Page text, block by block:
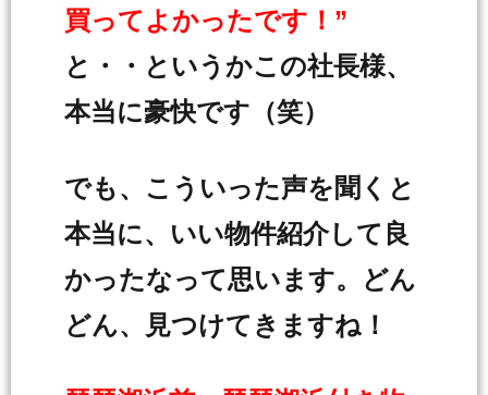
買ってよかったです！”
と・・というかこの社長様、
本当に豪快です（笑）
でも、こういった声を聞くと
本当に、いい物件紹介して良
かったなって思います。どん
どん、見つけてきますね！